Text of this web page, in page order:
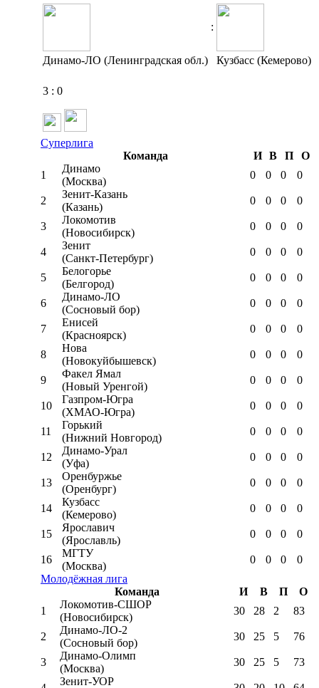
:
Динамо-ЛО (Ленинградская обл.) Кузбасс (Кемерово)
3 : 0
Суперлига
Команда
И В П
О
1
Динамо
(Москва)
0 0 0 0
2
Зенит-Казань
(Казань)
0 0 0 0
3
Локомотив
(Новосибирск)
0 0 0 0
4
Зенит
(Санкт-Петербург)
0 0 0 0
5
Белогорье
(Белгород)
0 0 0 0
6
Динамо-ЛО
(Сосновый бор)
0 0 0 0
7
Енисей
(Красноярск)
0 0 0 0
8
Нова
(Новокуйбышевск)
0 0 0 0
9
Факел Ямал
(Новый Уренгой)
0 0 0 0
10
Газпром-Югра
(ХМАО-Югра)
0 0 0 0
11
Горький
(Нижний Новгород)
0 0 0 0
12
Динамо-Урал
(Уфа)
0 0 0 0
13
Оренбуржье
(Оренбург)
0 0 0 0
14
Кузбасс
(Кемерово)
0 0 0 0
15
Ярославич
(Ярославль)
0 0 0 0
16
МГТУ
(Москва)
0 0 0
0
Молодёжная лига
Команда
И В П
О
1
Локомотив-CШОР
(Новосибирск)
30 28 2 83
2
Динамо-ЛО-2
(Сосновый бор)
30 25 5 76
3
Динамо-Олимп
(Москва)
30 25 5 73
Зенит-УОР